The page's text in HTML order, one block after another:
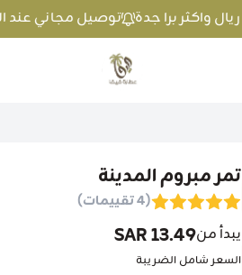
توصيل مجاني عند الطلب بمبلغ 100 ريال واكثر
متجر عطارة فيفا
تمر مبروم المدينة
(4 تقييمات)
يبدأ من13.49 SAR
السعر شامل الضريبة